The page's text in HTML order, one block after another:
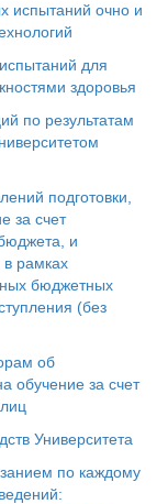
испытаний очно и
для
здоровья
по результатам
подготовки,
за счет
и
в рамках
бюджетных
(без
об
обучение за счет
Университета
по каждому